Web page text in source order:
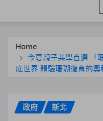
Home
今夏親子共學首選 「
底世界 體驗珊瑚復育的奧
政府 新北